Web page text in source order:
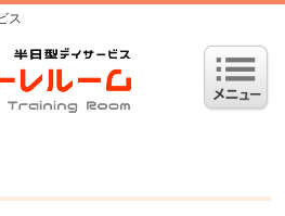
ス